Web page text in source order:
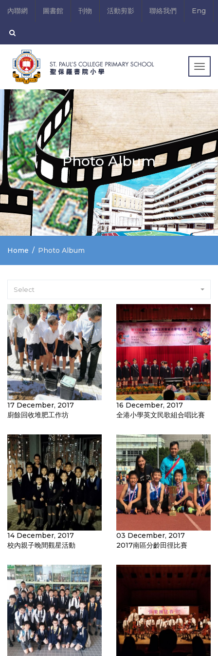
內聯網 圖書館 刊物 活動剪影 聯絡我們 Eng
Photo Album
Home Photo Album
Select
17 December, 2017
廚餘回收堆肥工作坊
16 December, 2017
全港小學英文民歌組合唱比賽
14 December, 2017
校內親子晚間觀星活動
03 December, 2017
2017南區分齡田徑比賽